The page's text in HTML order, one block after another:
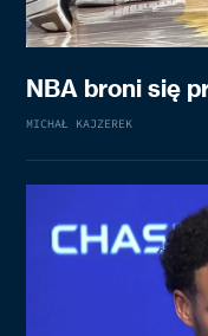
NBA broni się
MICHAŁ KAJZEREK